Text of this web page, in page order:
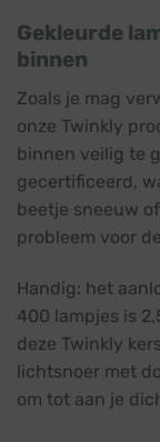
Gekleurde
binnen
Zoals je mag
onze Twinkly
binnen veilig te
gecertificeerd,
beetje sneeuw
probleem voor
Handig: het
400 lampjes is
deze Twinkly
lichtsnoer met
om tot aan je